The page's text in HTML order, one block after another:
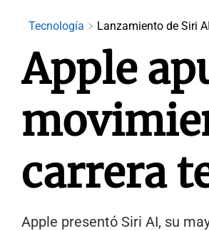
Tecnología Lanzamiento de Siri
Apple
carrera
Apple presentó Siri AI, su